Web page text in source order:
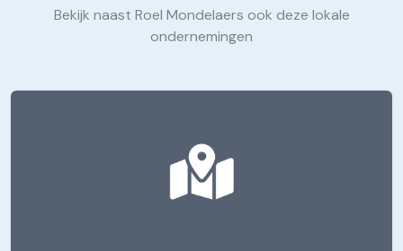
Bekijk naast Roel Mondelaers ook deze lokale
ondernemingen